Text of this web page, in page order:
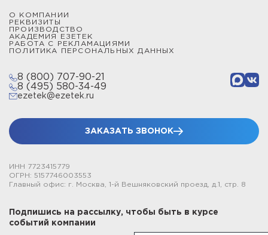
О КОМПАНИИ
РЕКВИЗИТЫ
ПРОИЗВОДСТВО
АКАДЕМИЯ ЕЗЕТЕК
РАБОТА С РЕКЛАМАЦИЯМИ
ПОЛИТИКА ПЕРСОНАЛЬНЫХ ДАННЫХ
8 (800) 707-90-21
8 (495) 580-34-49
ezetek@ezetek.ru
ЗАКАЗАТЬ ЗВОНОК
ИНН 7723415779
ОГРН: 5157746003553
Главный офис: г. Москва, 1-й Вешняковский проезд, д.1, стр. 8
Подпишись на рассылку, чтобы быть в курсе
событий компании